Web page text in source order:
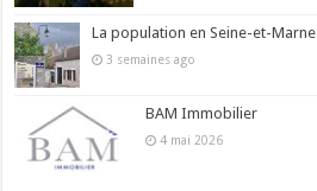
La population en Seine-et-Marne
3 semaines ago
BAM Immobilier
4 mai 2026